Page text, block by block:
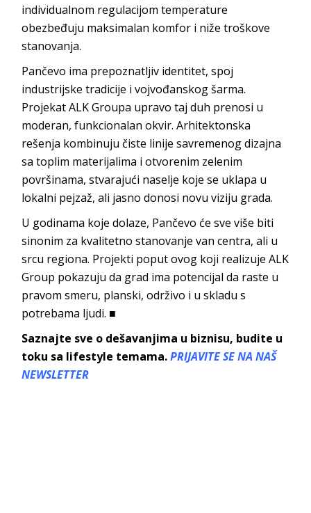
individualnom regulacijom temperature
obezbeđuju maksimalan komfor i niže troškove
stanovanja.
Pančevo ima prepoznatljiv identitet, spoj
industrijske tradicije i vojvođanskog šarma.
ProjekatALK Groupa upravo taj duh prenosi u
moderan, funkcionalan okvir. Arhitektonska
rešenja kombinuju čiste linije savremenog dizajna
sa toplim materijalima i otvorenim zelenim
površinama, stvarajući naselje koje se uklapa u
lokalni pejzaž, ali jasno donosi novu viziju grada.
U godinama koje dolaze, Pančevo će sve više biti
sinonim za kvalitetno stanovanje van centra, ali u
srcu regiona. Projekti poput ovog koji realizujeALK
Group pokazuju da grad ima potencijal da raste u
pravom smeru, planski, održivo i u skladu s
potrebama ljudi. ■
Saznajte sve o dešavanjima u biznisu, budite u
toku sa lifestyle temama.PRIJAVITE SE NA NAŠ
NEWSLETTER